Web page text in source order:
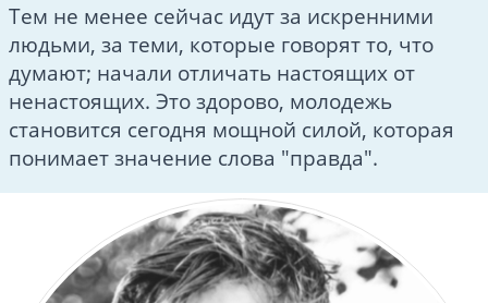
Тем не менее сейчас идут за искренними
людьми, за теми, которые говорят то, что
думают; начали отличать настоящих от
ненастоящих. Это здорово, молодежь
становится сегодня мощной силой, которая
понимает значение слова "правда".